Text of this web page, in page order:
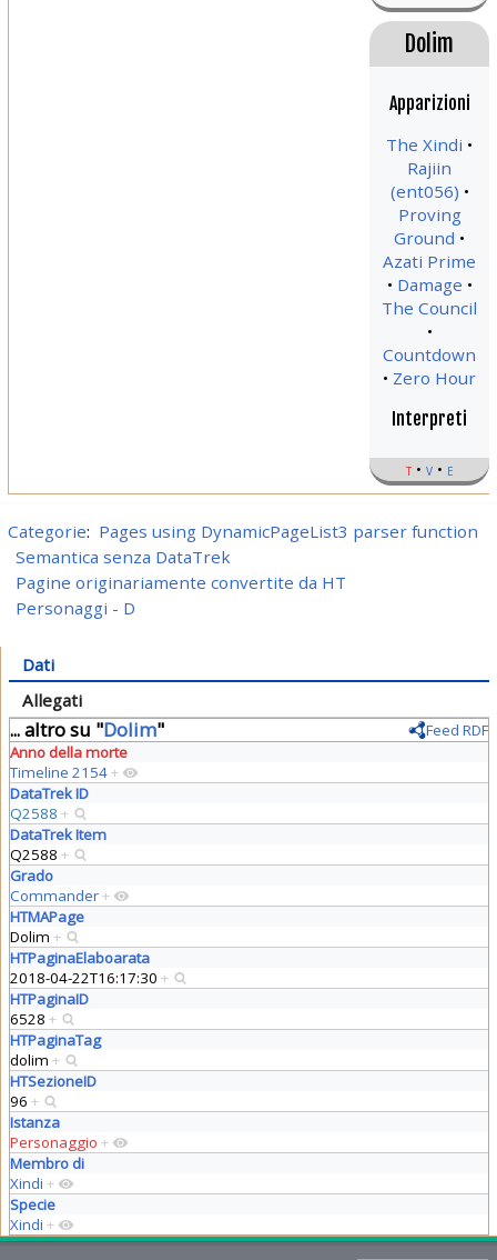
Dolim
Apparizioni
The Xindi
Rajiin
(ent056)
Proving
Ground
Azati Prime
Damage
The Council
Countdown
Zero Hour
Interpreti
t v e
Categorie: Pages using DynamicPageList3 parser function
Semantica senza DataTrek
Pagine originariamente convertite da HT
Personaggi - D
Dati
Allegati
... altro su "Dolim"
Feed RDF
Anno della morte
Timeline 2154+
DataTrek ID
Q2588 +
DataTrek Item
Q2588 +
Grado
Commander+
HTMAPage
Dolim +
HTPaginaElaboarata
2018-04-22T16:17:30 +
HTPaginaID
6528 +
HTPaginaTag
dolim +
HTSezioneID
96 +
Istanza
Personaggio +
Membro di
Xindi +
Specie
Xindi +